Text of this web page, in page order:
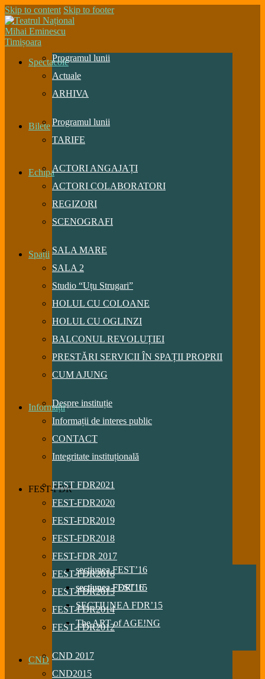
Skip to content Skip to footer
SpectacoleProgramul lunii
Actuale
ARHIVA
BileteProgramul lunii
TARIFE
EchipaACTORI ANGAJAȚI
ACTORI COLABORATORI
REGIZORI
SCENOGRAFI
Spații SALA MARE
SALA 2
Studio “Uțu Strugari”
HOLUL CU COLOANE
HOLUL CU OGLINZI
BALCONUL REVOLUȚIEI
PRESTĂRI SERVICII ÎN SPAȚII PROPRII
CUM AJUNG
InformațiiDespre instituție
Informații de interes public
CONTACT
Integritate instituțională
FEST-FDRFEST FDR2021
FEST-FDR2020
FEST-FDR2019
FEST-FDR2018
FEST-FDR 2017
FEST-FDR2016
sectiunea FEST’16
sectiunea FDR’16
FEST-FDR2015
sectiunea FEST’15
SECTIUNEA FDR’15
The ART of AGE!NG
FEST-FDR2014
FEST-FDR2012
CND CND 2017
CND2015